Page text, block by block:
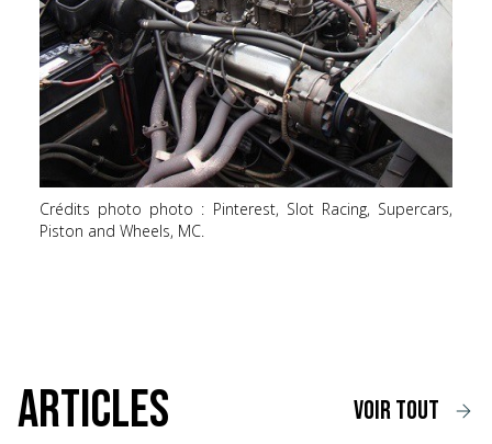
Crédits photo photo : Pinterest, Slot Racing, Supercars,
Piston and Wheels, MC.
Articles voir tout